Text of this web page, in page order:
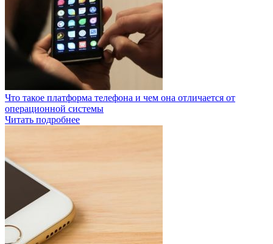
Что такое платформа телефона и чем она отличается от
операционной системы
Читать подробнее